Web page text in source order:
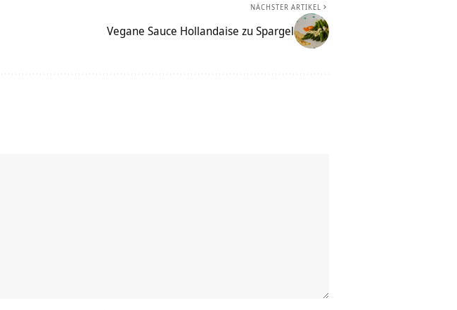
NÄCHSTER ARTIKEL
Vegane Sauce Hollandaise zu Spargel